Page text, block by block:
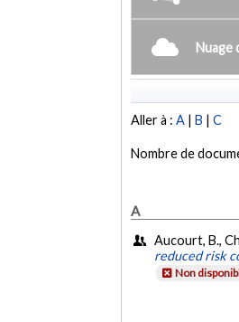
Nuage
Aller à :A |B |C
Nombre de
A
Aucourt, B.,
reduced risk
Non